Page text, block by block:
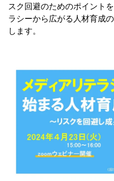
スク回避のためのポイント
ラシーから広がる人材育成
します。